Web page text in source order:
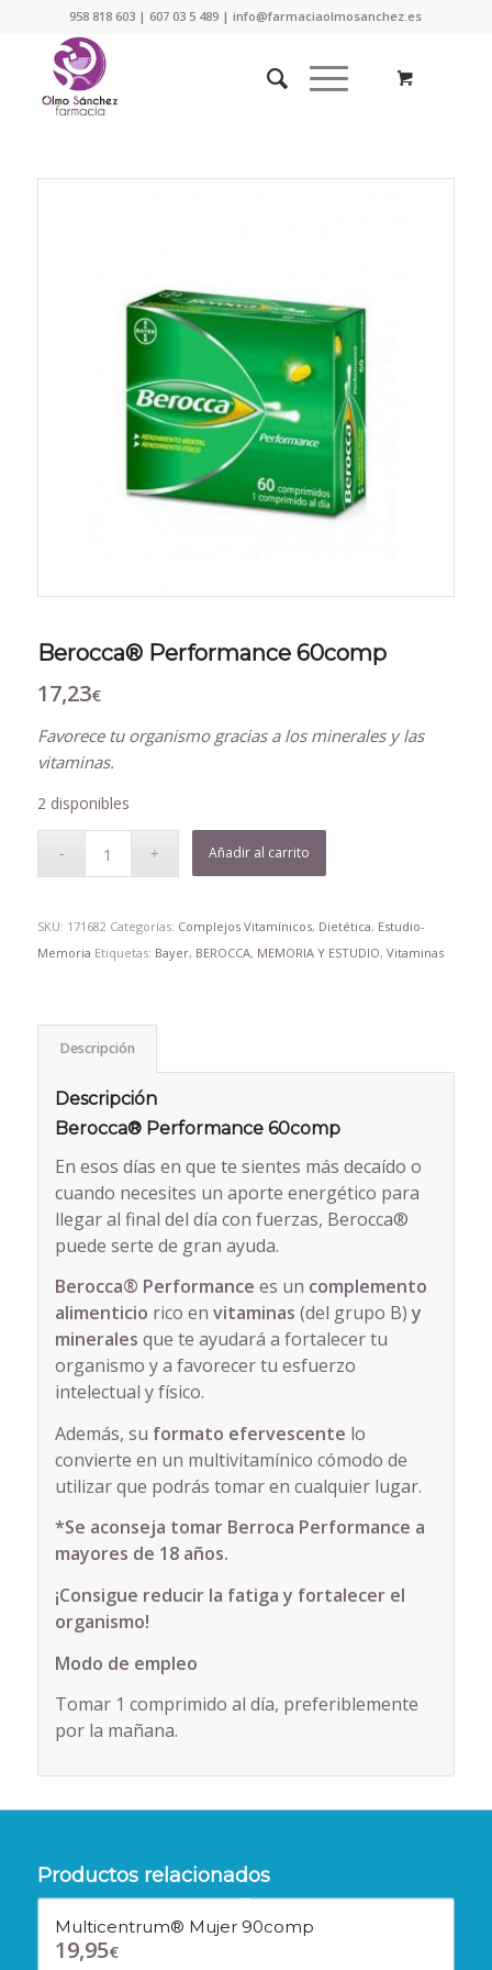
958 818 603 | 607 03 5 489 | info@farmaciaolmosanchez.es
Berocca® Performance 60comp
17,23€
Favorece tu organismo gracias a los minerales y las
vitaminas.
2 disponibles
Añadir al carrito
SKU: 171682 Categorías: Complejos Vitamínicos, Dietética, Estudio-
Memoria Etiquetas: Bayer, BEROCCA, MEMORIA Y ESTUDIO, Vitaminas
Descripción
Descripción
Berocca® Performance 60comp
En esos días en que te sientes más decaído o
cuando necesites un aporte energético para
llegar al final del día con fuerzas, Berocca®
puede serte de gran ayuda.
Berocca® Performance es un complemento
alimenticio rico en vitaminas (del grupo B) y
minerales que te ayudará a fortalecer tu
organismo y a favorecer tu esfuerzo
intelectual y físico.
Además, su formato efervescente lo
convierte en un multivitamínico cómodo de
utilizar que podrás tomar en cualquier lugar.
*Se aconseja tomar Berroca Performance a
mayores de 18 años.
¡Consigue reducir la fatiga y fortalecer el
organismo!
Modo de empleo
Tomar 1 comprimido al día, preferiblemente
por la mañana.
Productos relacionados
Multicentrum® Mujer 90comp
19,95€